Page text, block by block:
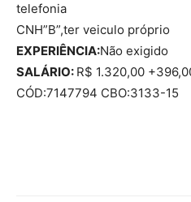
telefonia
CNH”B”,ter veiculo próprio
EXPERIÊNCIA:Não exigido
SALÁRIO: R$ 1.320,00
CÓD:7147794 CBO:3133-15